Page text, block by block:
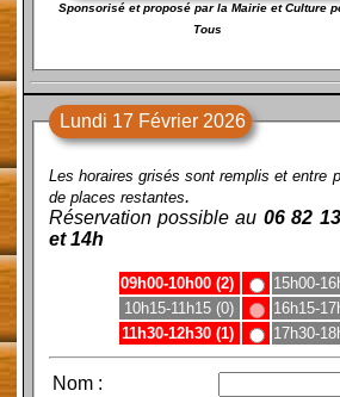
Sponsorisé et proposé par la Mairie et Culture
Tous
Lundi 17 Février 2026
Les horaires grisés sont remplis et entre
de places restantes.
Réservation possible au 06 82
et 14h
09h00-10h00 (2)
15h00-
10h15-11h15 (0)
16h15-
11h30-12h30 (1)
17h30-
Nom: